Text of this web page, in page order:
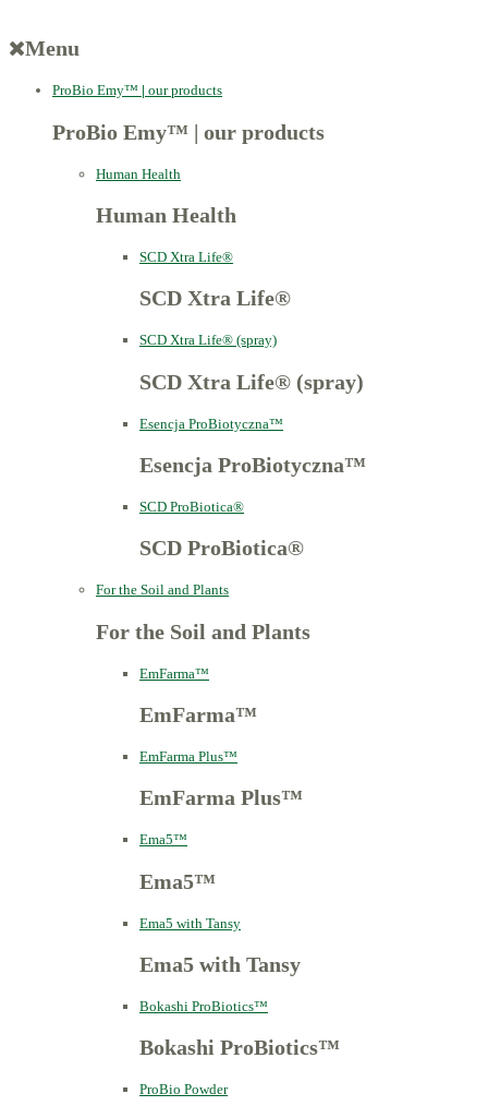
Menu
ProBio Emy™ | our products
ProBio Emy™ | our products
Human Health
Human Health
SCD Xtra Life®
SCD Xtra Life®
SCD Xtra Life® (spray)
SCD Xtra Life® (spray)
Esencja ProBiotyczna™
Esencja ProBiotyczna™
SCD ProBiotica®
SCD ProBiotica®
For the Soil and Plants
For the Soil and Plants
EmFarma™
EmFarma™
EmFarma Plus™
EmFarma Plus™
Ema5™
Ema5™
Ema5 with Tansy
Ema5 with Tansy
Bokashi ProBiotics™
Bokashi ProBiotics™
ProBio Powder